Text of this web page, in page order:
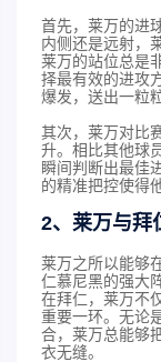
首先，莱万的进
内侧还是远射，
莱万的站位总是
择最有效的进攻
爆发，送出一粒
其次，莱万对比
升。相比其他球
瞬间判断出最佳
的精准把控使得
2、莱万与拜
莱万之所以能够
仁慕尼黑的强大
在拜仁，莱万不
重要一环。无论
合，莱万总能够
衣无缝。